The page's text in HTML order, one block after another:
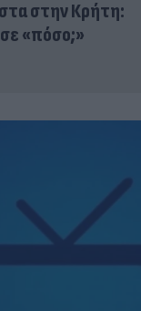
στην Κρήτη:
«πόσο;»